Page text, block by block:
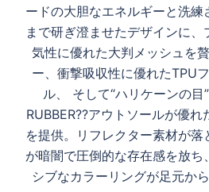
ードの大胆なエネルギーと洗練
まで研ぎ澄ませたデザインに
気性に優れた大判メッシュを
ー、衝撃吸収性に優れたTPU
ル、 そして“ハリケーンの目
RUBBER??アウトソールが優
を提供。リフレクター素材が
が暗闇で圧倒的な存在感を放ち
シブなカラーリングが足元か